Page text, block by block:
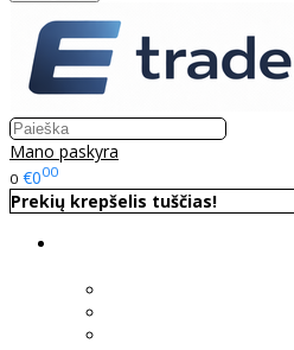
Mano paskyra
0 €000
Prekių krepšelis tuščias!